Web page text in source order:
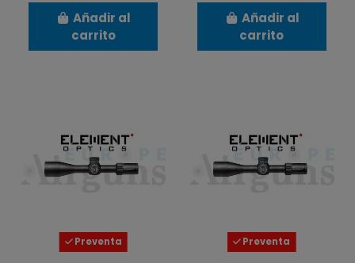
Añadir al
carrito
Añadir al
carrito
Preventa Preventa